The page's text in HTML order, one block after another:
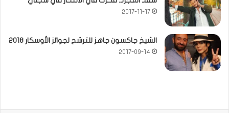
2017-11-17
الشيخ جاكسون جاهز للترشح لجوائز الأوسكار 2018
2017-09-14